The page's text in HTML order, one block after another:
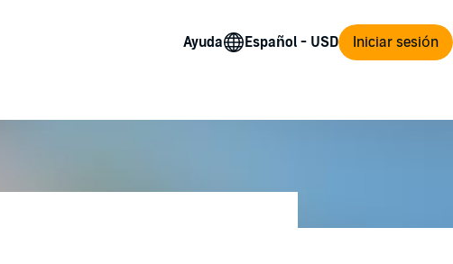
Ayuda Iniciar sesión